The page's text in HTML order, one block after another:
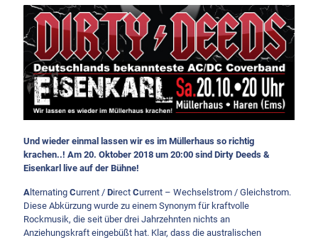
Und wieder einmal lassen wir es im Müllerhaus so richtig
krachen..! Am 20. Oktober 2018 um 20:00 sind Dirty Deeds &
Eisenkarl live auf der Bühne!
A lternating Current / Direct Current – Wechselstrom / Gleichstrom.
Diese Abkürzung wurde zu einem Synonym für kraftvolle
Rockmusik, die seit über drei Jahrzehnten nichts an
Anziehungskraft eingebüßt hat. Klar, dass die australischen